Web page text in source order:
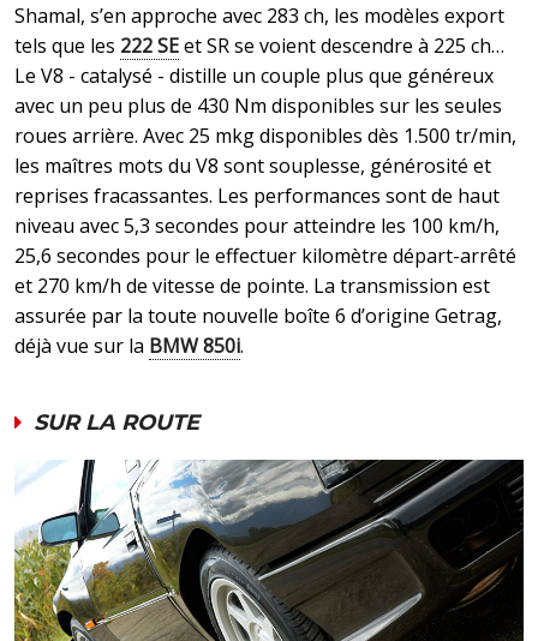
Shamal, s’en approche avec 283 ch, les modèles export
tels que les 222 SEet SR se voient descendre à 225 ch…
Le V8 - catalysé - distille un couple plus que généreux
avec un peu plus de 430 Nm disponibles sur les seules
roues arrière. Avec 25 mkg disponibles dès 1.500 tr/min,
les maîtres mots du V8 sont souplesse, générosité et
reprises fracassantes. Les performances sont de haut
niveau avec 5,3 secondes pour atteindre les 100 km/h,
25,6 secondes pour le effectuer kilomètre départ-arrêté
et 270 km/h de vitesse de pointe. La transmission est
assurée par la toute nouvelle boîte 6 d’origine Getrag,
déjà vue sur la BMW 850i.
SUR LA ROUTE